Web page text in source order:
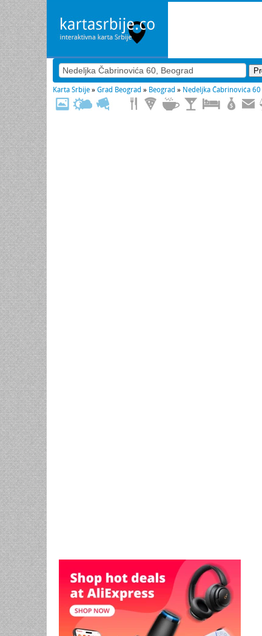
Karta Srbije » Grad Beograd » Beograd » Nedeljka Čabrinovića 60